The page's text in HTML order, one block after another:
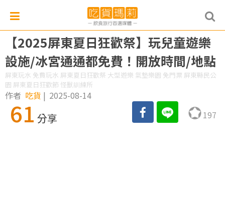
【2025屏東夏日狂歡祭】玩兒童遊樂
設施/冰宮通通都免費！開放時間/地點
屏東玩水 免費玩水 屏東夏日狂歡祭 大型遊樂 氣墊樂園 免門票 屏東縣民公
園 屏東夏日狂歡節 怪獸訓練所
作者 吃貨 | 2025-08-14
61 分享 197